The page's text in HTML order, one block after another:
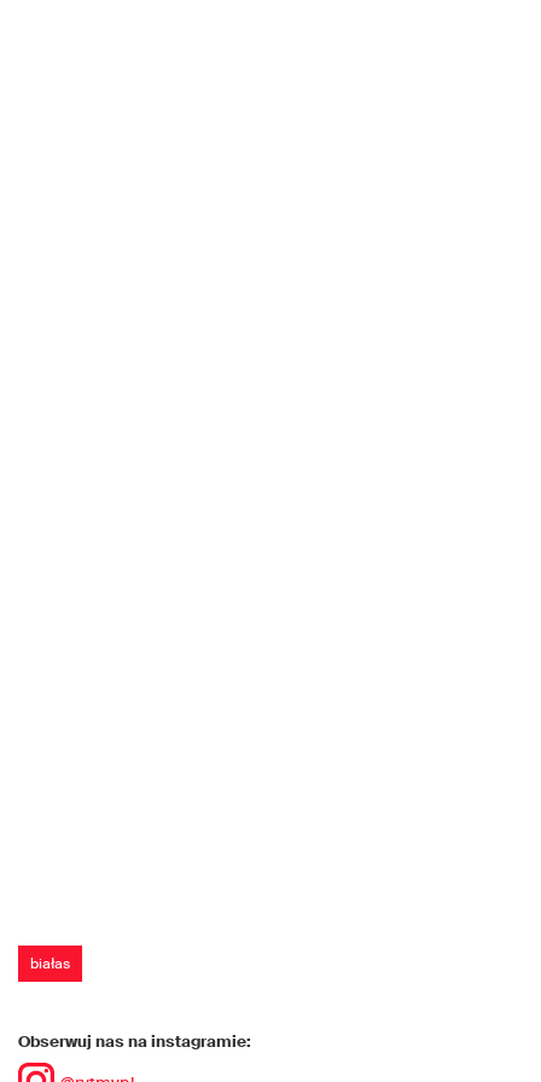
białas
Obserwuj nas na instagramie: